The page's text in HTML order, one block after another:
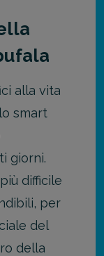
alla vita
smart
giorni.
difficile
per
del
della